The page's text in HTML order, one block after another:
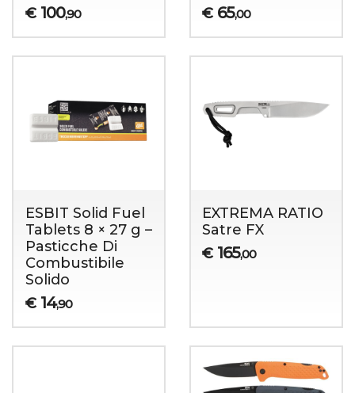
€ 100,90
€ 65,00
ESBIT Solid Fuel
Tablets 8 × 27 g –
Pasticche Di
Combustibile
Solido
€ 14,90
EXTREMA RATIO
Satre FX
€ 165,00